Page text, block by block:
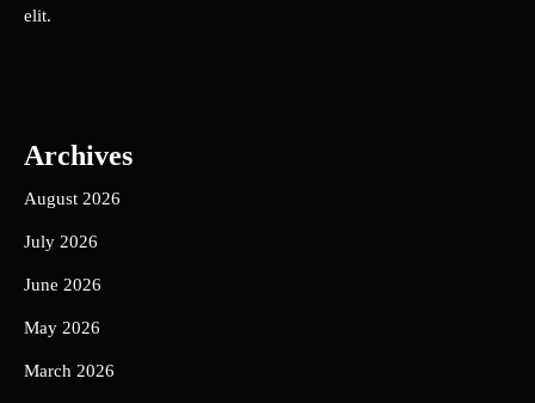
elit.
Archives
August 2026
July 2026
June 2026
May 2026
March 2026